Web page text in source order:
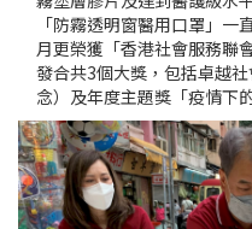
「防霧透明窗醫用口罩」
月更榮獲「香港社會服務聯
發合共3個大獎，包括卓越
念）及年度主題獎「疫情下